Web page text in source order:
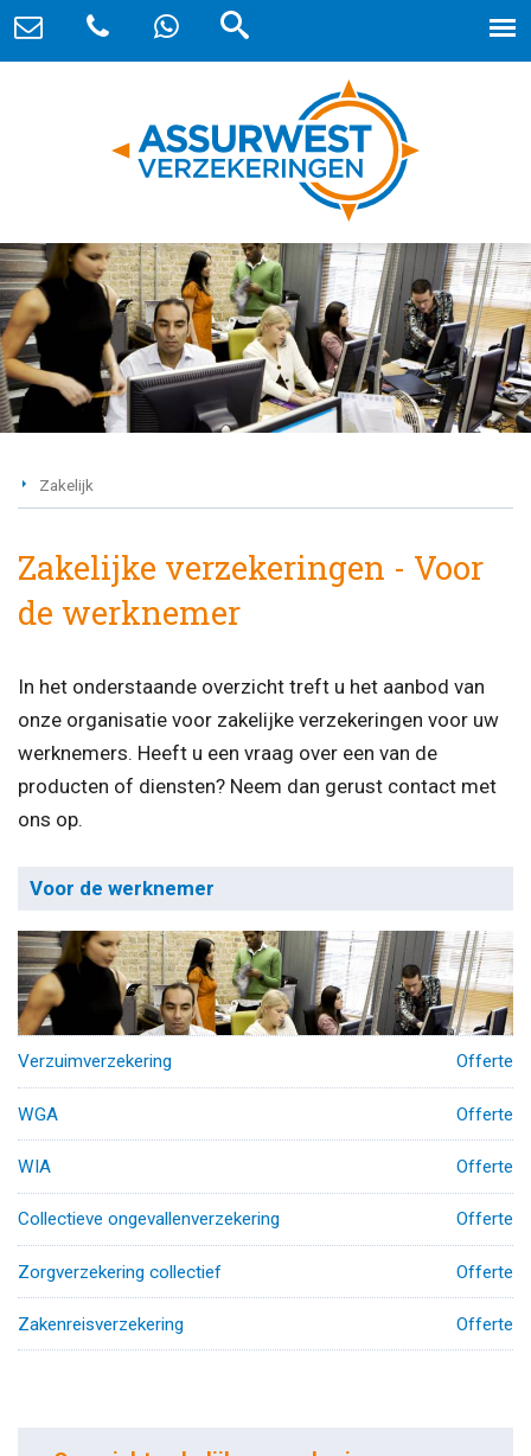
Zakelijk
Zakelijke verzekeringen - Voor
de werknemer
In het onderstaande overzicht treft u het aanbod van
onze organisatie voor zakelijke verzekeringen voor uw
werknemers. Heeft u een vraag over een van de
producten of diensten? Neem dan gerust contact met
ons op.
Voor de werknemer
Verzuimverzekering Offerte
WGA Offerte
WIA Offerte
Collectieve ongevallenverzekering Offerte
Zorgverzekering collectief Offerte
Zakenreisverzekering Offerte